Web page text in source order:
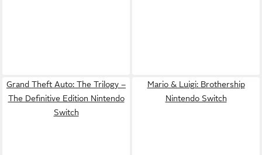
Grand Theft Auto: The Trilogy –
The Definitive Edition Nintendo
Switch
Mario & Luigi: Brothership
Nintendo Switch